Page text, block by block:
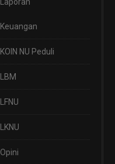
Keuangan
KOIN NU Peduli
LBM
LFNU
LKNU
Opini